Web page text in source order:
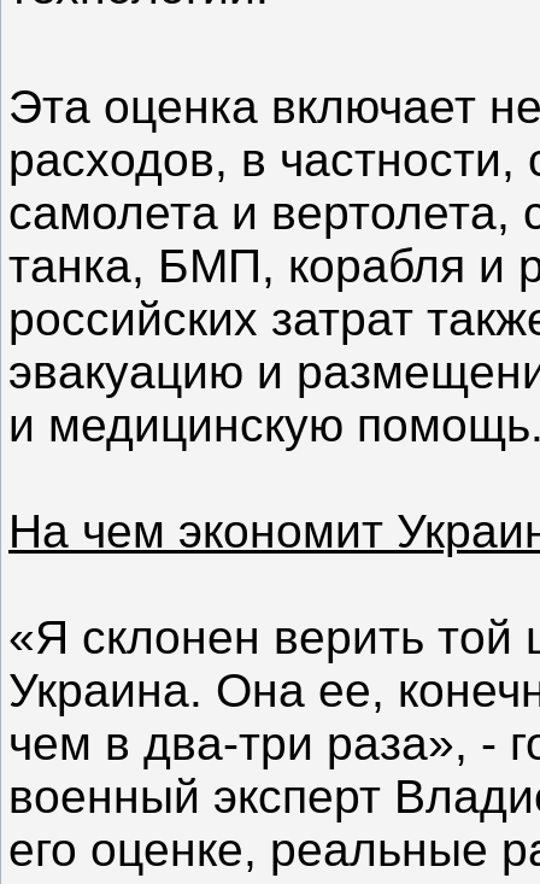
Эта оценка включает
расходов, в
самолета и вертолета,
танка, БМП, корабля и
российских затрат
эвакуацию и
и медицинскую
На чем экономит
«Я склонен верить той
Украина. Она ее,
чем в два-три раза», -
военный эксперт
его оценке, реальные